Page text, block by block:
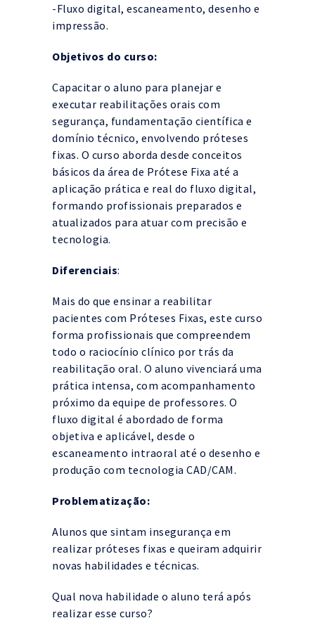
-Fluxo digital, escaneamento, desenho e
impressão.
Objetivos do curso:
Capacitar o aluno para planejar e
executar reabilitações orais com
segurança, fundamentação científica e
domínio técnico, envolvendo próteses
fixas. O curso aborda desde conceitos
básicos da área de Prótese Fixa até a
aplicação prática e real do fluxo digital,
formando profissionais preparados e
atualizados para atuar com precisão e
tecnologia.
Diferenciais:
Mais do que ensinar a reabilitar
pacientes com Próteses Fixas, este curso
forma profissionais que compreendem
todo o raciocínio clínico por trás da
reabilitação oral. O aluno vivenciará uma
prática intensa, com acompanhamento
próximo da equipe de professores. O
fluxo digital é abordado de forma
objetiva e aplicável, desde o
escaneamento intraoral até o desenho e
produção com tecnologia CAD/CAM.
Problematização:
Alunos que sintam insegurança em
realizar próteses fixas e queiram adquirir
novas habilidades e técnicas.
Qual nova habilidade o aluno terá após
realizar esse curso?